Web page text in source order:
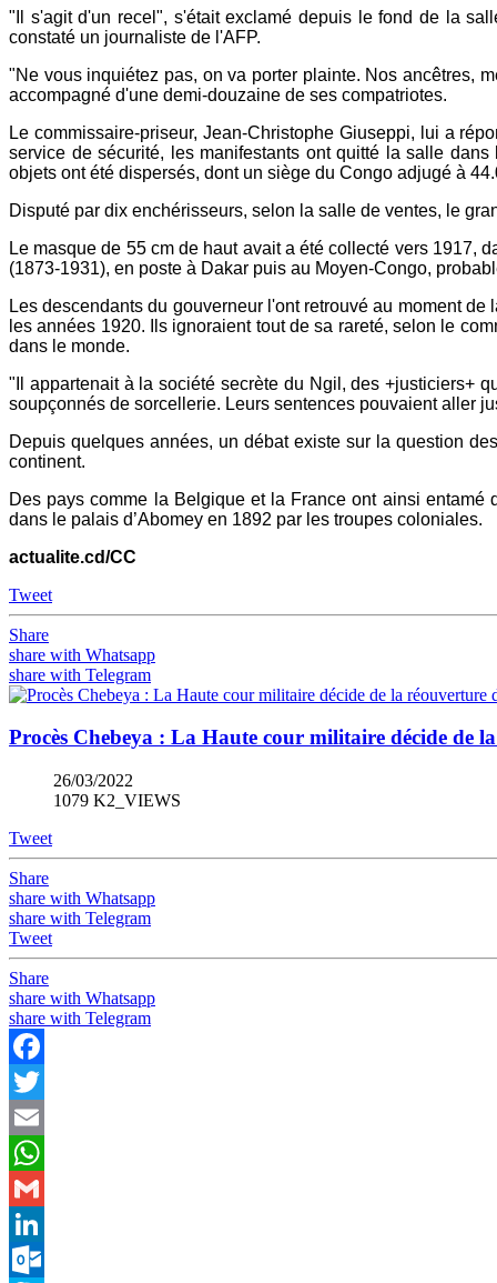
"Il s'agit d'un recel", s'était exclamé depuis le fond de la
constaté un journaliste de l'AFP.
"Ne vous inquiétez pas, on va porter plainte. Nos ancêtres,
accompagné d'une demi-douzaine de ses compatriotes.
Le commissaire-priseur, Jean-Christophe Giuseppi, lui a
service de sécurité, les manifestants ont quitté la salle
objets ont été dispersés, dont un siège du Congo adjugé à
Disputé par dix enchérisseurs, selon la salle de ventes, le
Le masque de 55 cm de haut avait a été collecté vers 1917,
(1873-1931), en poste à Dakar puis au Moyen-Congo,
Les descendants du gouverneur l'ont retrouvé au moment
les années 1920. Ils ignoraient tout de sa rareté, selon le
dans le monde.
"Il appartenait à la société secrète du Ngil, des +justiciers+
soupçonnés de sorcellerie. Leurs sentences pouvaient aller
Depuis quelques années, un débat existe sur la question
continent.
Des pays comme la Belgique et la France ont ainsi
dans le palais d’Abomey en 1892 par les troupes coloniales.
actualite.cd/CC
Tweet
Share
share with Whatsapp
share with Telegram
Procès Chebeya : La Haute cour militaire décide de
26/03/2022
1079 K2_VIEWS
Tweet
Share
share with Whatsapp
share with Telegram
Tweet
Share
share with Whatsapp
share with Telegram
Facebook
Twitter
Email
WhatsApp
Gmail
LinkedIn